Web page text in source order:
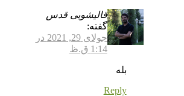
قالیشویی قدس
گفته:
جولای 29, 2021 در
1:14 ق.ظ
بله
Reply